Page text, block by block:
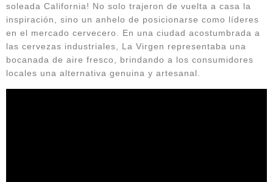
soleada California! No solo trajeron de vuelta a casa la
inspiración, sino un anhelo de posicionarse como líderes
en el mercado cervecero. En una ciudad acostumbrada a
las cervezas industriales, La Virgen representaba una
bocanada de aire fresco, brindando a los consumidores
locales una alternativa genuina y artesanal.